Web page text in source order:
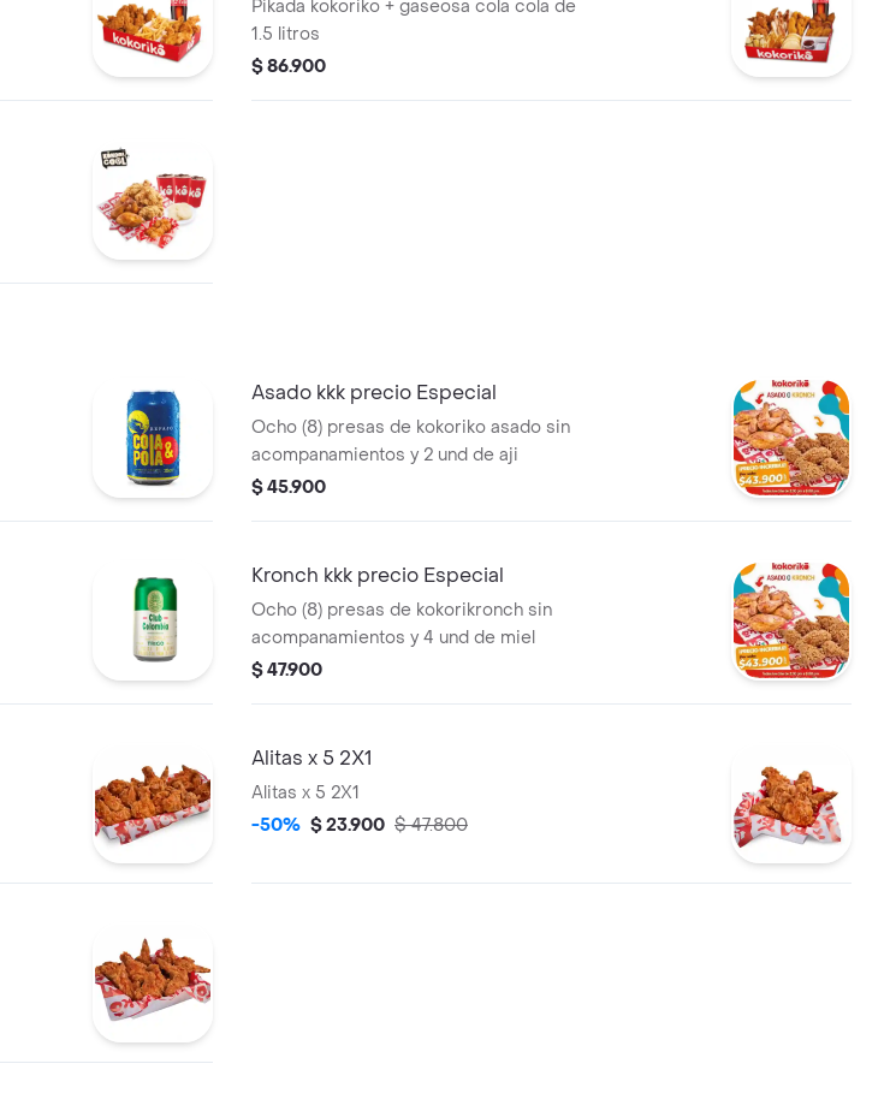
Pikada kokoriko + gaseosa cola cola de
1.5 litros
$ 86.900
Asado kkk precio Especial
Ocho (8) presas de kokoriko asado sin
acompanamientos y 2 und de aji
$ 45.900
Kronch kkk precio Especial
Ocho (8) presas de kokorikronch sin
acompanamientos y 4 und de miel
$ 47.900
Alitas x 5 2X1
Alitas x 5 2X1
-50% $ 23.900 $ 47.800